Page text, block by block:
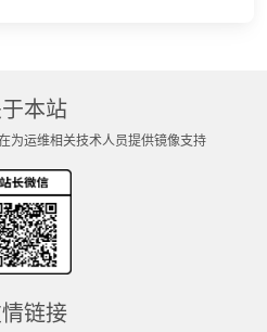
本站
为运维相关技术人员提供镜像支持
链接